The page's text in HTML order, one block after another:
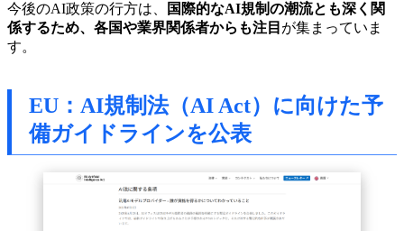
今後のAI政策の行方は、
国際的なAI規制の潮流とも深く関
係するため、各国や業界関係者からも注目 が集まっていま
す。
EU：AI規制法（AI Act）に向けた予
備ガイドラインを公表